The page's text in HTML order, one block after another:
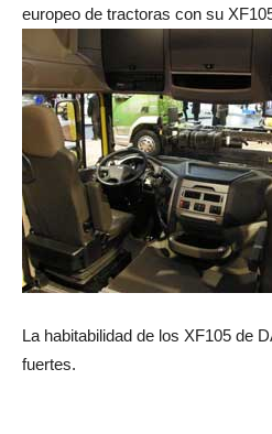
europeo de tractoras con su
La habitabilidad de los XF105 de
fuertes.